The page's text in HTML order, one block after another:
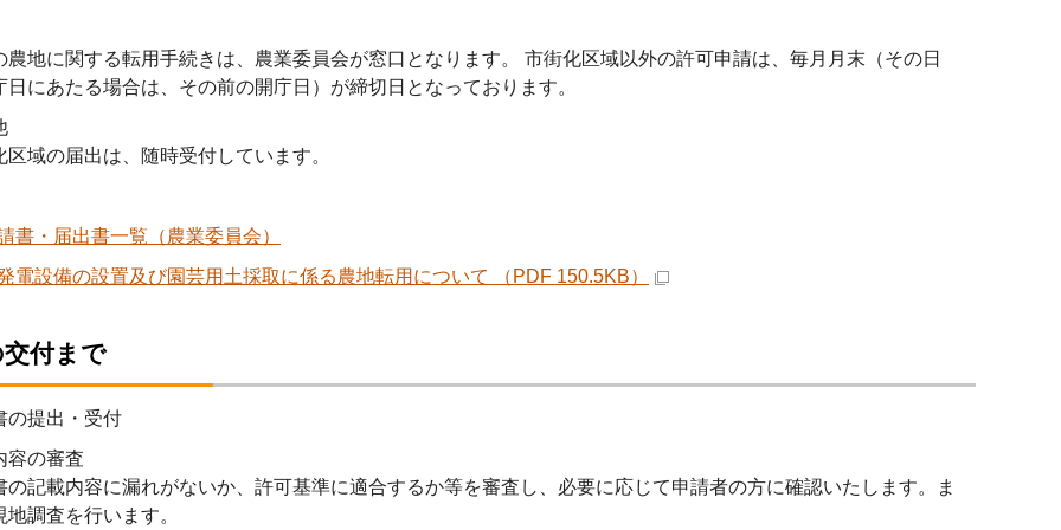
農地に関する転用手続きは、農業委員会が窓口となります。 市街化区域以外の許可申請は、毎月月末（その日
日にあたる場合は、その前の開庁日）が締切日となっております。
区域の届出は、随時受付しています。
書・届出書一覧（農業委員会）
電設備の設置及び園芸用土採取に係る農地転用について （PDF 150.5KB）
付まで
の提出・受付
容の審査
の記載内容に漏れがないか、許可基準に適合するか等を審査し、必要に応じて申請者の方に確認いたします。ま
地調査を行います。